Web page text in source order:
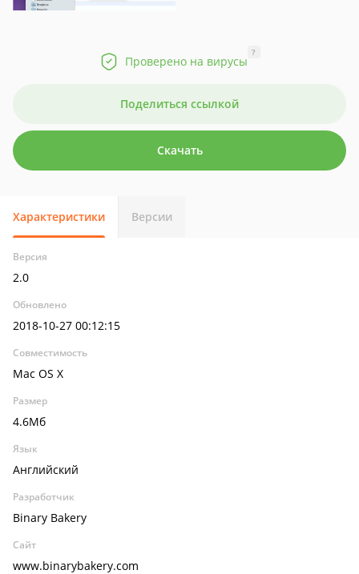
Проверено на вирусы
?
Поделиться ссылкой
Скачать
Характеристики Версии
Версия
2.0
Обновлено
2018-10-27 00:12:15
Совместимость
Mac OS X
Размер
4.6Мб
Язык
Английский
Разработчик
Binary Bakery
Сайт
www.binarybakery.com